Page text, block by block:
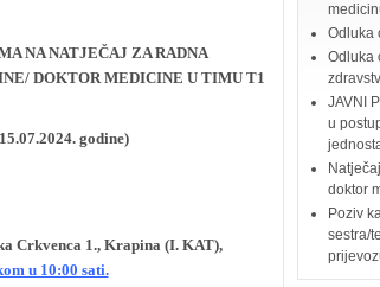
NA NATJEČAJ ZA RADNA
DOKTOR MEDICINE U TIMU T1
godine)
Crkvenca 1., Krapina (I. KAT),
u 10:00 sati.
Odluka
Odluka
JAVNI
u
doktor
Poziv
sestra/